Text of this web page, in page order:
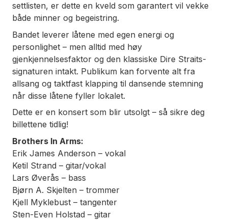
settlisten, er dette en kveld som garantert vil vekke
både minner og begeistring.
Bandet leverer låtene med egen energi og
personlighet – men alltid med høy
gjenkjennelsesfaktor og den klassiske Dire Straits-
signaturen intakt. Publikum kan forvente alt fra
allsang og taktfast klapping til dansende stemning
når disse låtene fyller lokalet.
Dette er en konsert som blir utsolgt – så sikre deg
billettene tidlig!
Brothers In Arms:
Erik James Anderson – vokal
Ketil Strand – gitar/vokal
Lars Øverås – bass
Bjørn A. Skjelten – trommer
Kjell Myklebust – tangenter
Sten-Even Holstad – gitar